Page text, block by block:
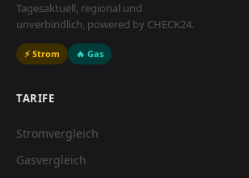
Tagesaktuell, regional und
unverbindlich, powered by CHECK24.
⚡ Strom 🔥 Gas
TARIFE
Stromvergleich
Gasvergleich